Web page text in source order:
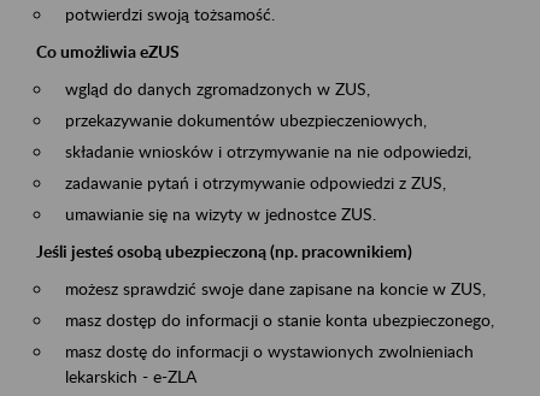
potwierdzi swoją tożsamość.
Co umożliwia eZUS
wgląd do danych zgromadzonych w ZUS,
przekazywanie dokumentów ubezpieczeniowych,
składanie wniosków i otrzymywanie na nie odpowiedzi,
zadawanie pytań i otrzymywanie odpowiedzi z ZUS,
umawianie się na wizyty w jednostce ZUS.
Jeśli jesteś osobą ubezpieczoną (np. pracownikiem)
możesz sprawdzić swoje dane zapisane na koncie w ZUS,
masz dostęp do informacji o stanie konta ubezpieczonego,
masz dostę do informacji o wystawionych zwolnieniach
lekarskich - e-ZLA